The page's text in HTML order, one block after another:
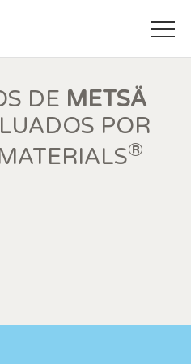
DE METSÄ
POR
®
acción podrá ocasionar